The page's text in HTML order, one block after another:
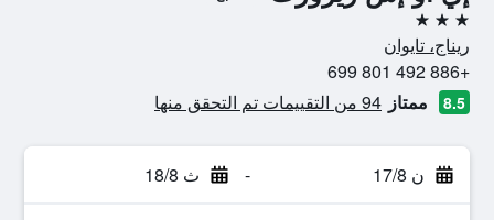
3 نجوم
ريناج، تايوان
+886 492 801 699
8.5 ممتاز 94 من التقييمات تم التحقق منها
ن 17/8 - ث 18/8